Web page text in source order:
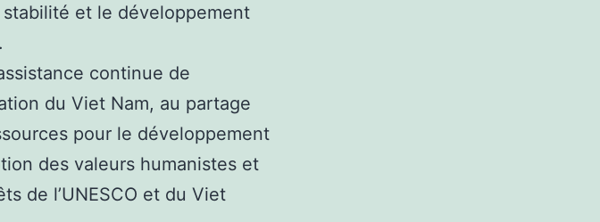
et le développement
continue de
du Viet Nam, au partage
pour le développement
des valeurs humanistes et
de l’UNESCO et du Viet